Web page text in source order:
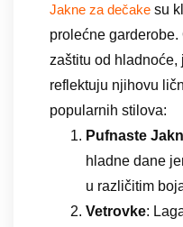
Jakne za dečake su
prolećne
zaštitu od hladnoće,
reflektuju njihovu
popularnih stilova:
Pufnaste
hladne dane
u različitim
Vetrovke: